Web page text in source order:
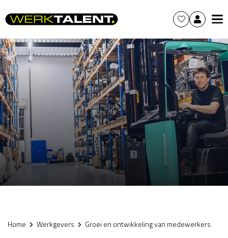
Home Werkgevers Groei en ontwikkeling van medewerkers